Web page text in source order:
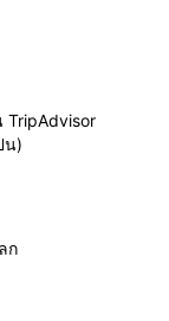
TripAdvisor
น)
ก